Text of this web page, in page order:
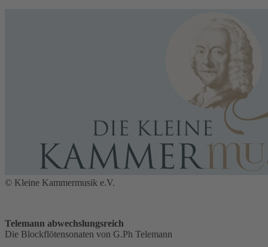
© Kleine Kammermusik e.V.
Telemann abwechslungsreich
Die Blockflötensonaten von G.Ph Telemann